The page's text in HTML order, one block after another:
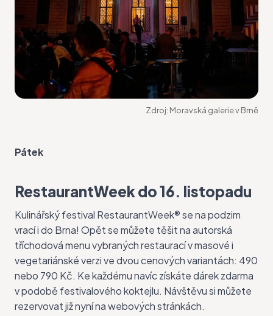
Zdroj: Moravská galerie v Brně
Pátek
RestaurantWeek do 16. listopadu
Kulinářský festival RestaurantWeek®se na podzim
vrací i do Brna! Opět se můžete těšit na autorská
tříchodová menu vybraných restaurací v masové i
vegetariánské verzi ve dvou cenových variantách: 490
nebo 790 Kč. Ke každému navíc získáte dárek zdarma
v podobě festivalového koktejlu. Návštěvu si můžete
rezervovat již nyní nawebových stránkách.